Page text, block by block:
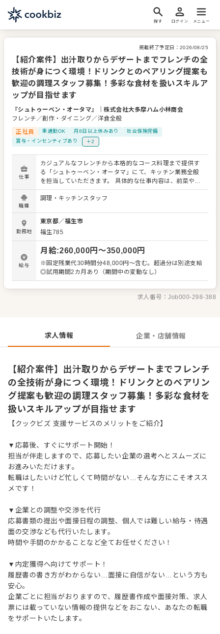
探す ログイン メニュー
掲載終了予定日： 2026/08/25
【紹介案件】出汁取りからデザートまでフレンチの全
技術が身につく環境！ドリンクとのペアリング提案も
歓迎の調理スタッフ募集！多彩な食材を扱いスキルア
ップが目指せます
『シュトゥーベン・オータマ』 ｜株式会社大多摩ハム小林商会
フレンチ／創作・ダイニング／洋食全般
正社員
車通勤OK 月8日以上休みあり
社会保険完備
賞与・インセンティブあり
＋2
仕事
カジュアルなフレンチから本格的なコース料理まで提供す
る「シュトゥーベン・オータマ」にて、キッチン業務全般
を担当していただきます。 具体的な仕事内容は、前菜やメ
インの仕込み、調理、盛り付け、さらにキッチン内の衛生
管理や食材管理、簡単な発注補助などです。肉、魚、野菜
で、すべての調理技術を基礎から一通り習得できます。
日々の業務を通して、食材の組み合わせや美しい盛り付け
の工夫が自然と身につく環境です。 また、当店ではクラフ
トビールをはじめとしたドリンクとのペアリングにも注力
しています。「この料理にはどの銘柄が合うか」といった
アイデアや提案は大歓迎です。まずは一つひとつの調理を
丁寧に行いながら、仕事の幅を広げてみてください。 ＜お
全技術を網羅できる環境です。取り扱う食材も幅広く、ス
キルアップを目指す飲食従事者には格好の舞台といえま
職種
調理・キッチンスタッフ
勤務地
東京都／福生市
福生785
給与
月給:260,000円〜350,000円
※固定残業代30時間分48,000円～含む。超過分は別途支給
◎試用期間2カ月あり（期間中の変動なし）
求人番号：Job000-298-388
求人情報 企業・店舗情報
【紹介案件】出汁取りからデザートまでフレンチ
の全技術が身につく環境！ドリンクとのペアリン
グ提案も歓迎の調理スタッフ募集！多彩な食材を
扱いスキルアップが目指せます
【クックビズ 支援サービスのメリットをご紹介】
▼応募後、すぐにサポート開始！
担当が伴走しますので、応募したい企業の選考へとスムーズに
お進みいただけます。
転職はしたいけど忙しくて時間がない…そんな方にこそオスス
メです！
▼企業との調整や交渉を代行
応募書類の提出や面接日程の調整、個人では難しい給与・待遇
面の交渉なども代行いたします。
時間や手間のかかることなど全てお任せください！
▼内定獲得へ向けてサポート！
履歴書の書き方がわからない…面接に自信がない…という方も
安心。
企業ごとに担当がおりますので、履歴書作成や面接対策、求人
票には載っていない情報の提供などをおこない、あなたの転職
をサポートいたします。